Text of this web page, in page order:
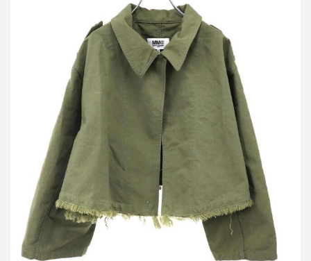
エムエムシックス メゾン マルジェラ 23AW クロップドジャケッ
ト コート S52AM0249 S78077
買取金額16,250円
詳しく見る